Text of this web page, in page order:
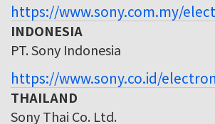
https://www.sony.com.my/
INDONESIA
PT. Sony Indonesia
https://www.sony.co.id/
THAILAND
Sony Thai Co. Ltd.